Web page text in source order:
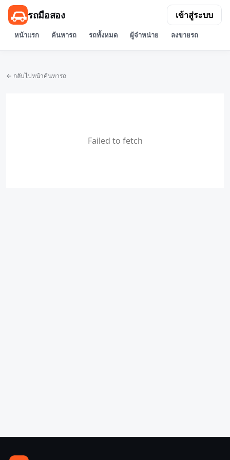
รถมือสอง
หน้าแรก ค้นหารถ รถทั้งหมด ผู้จำหน่าย ลงขายรถ
เข้าสู่ระบบ
← กลับไปหน้าค้นหารถ
Failed to fetch